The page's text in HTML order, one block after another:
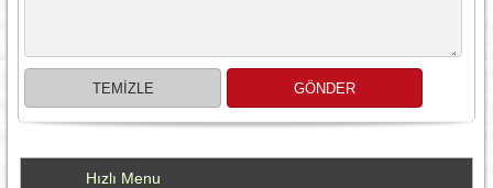
Hızlı Menu